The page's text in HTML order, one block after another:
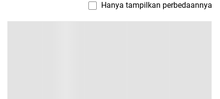
Hanya tampilkan perbedaannya